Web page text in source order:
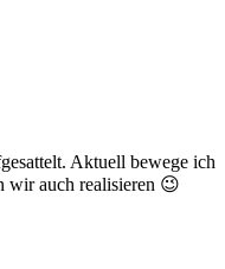
Aktuell bewege ich
wir auch realisieren 😉